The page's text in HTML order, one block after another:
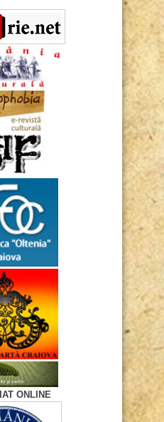
ONLINE